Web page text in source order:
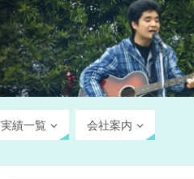
実績一覧 会社案内